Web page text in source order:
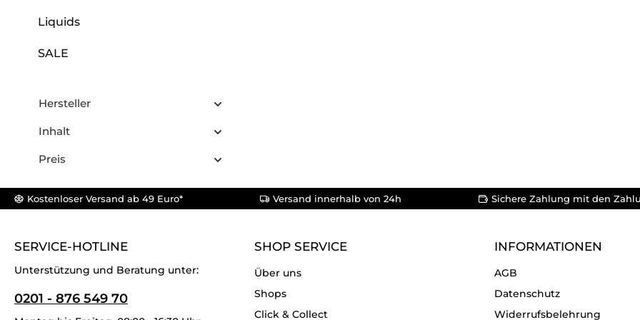
Liquids
SALE
Hersteller
Inhalt
Preis
Kostenloser Versand ab 49 Euro* Versand innerhalb von 24h Sichere Zahlung mit den
SERVICE-HOTLINE
Unterstützung und Beratung unter:
0201 - 876 549 70
SHOP SERVICE
Über uns
Shops
Click & Collect
INFORMATIONEN
AGB
Datenschutz
Widerrufsbelehrung